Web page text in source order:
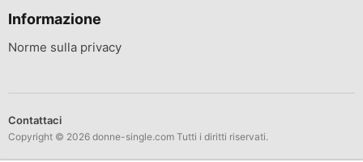
Informazione
Norme sulla privacy
Contattaci
Copyright © 2026 donne-single.com Tutti i diritti riservati.